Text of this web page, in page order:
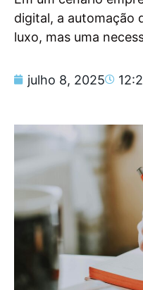
digital, a automação
luxo, mas uma
julho 8, 2025